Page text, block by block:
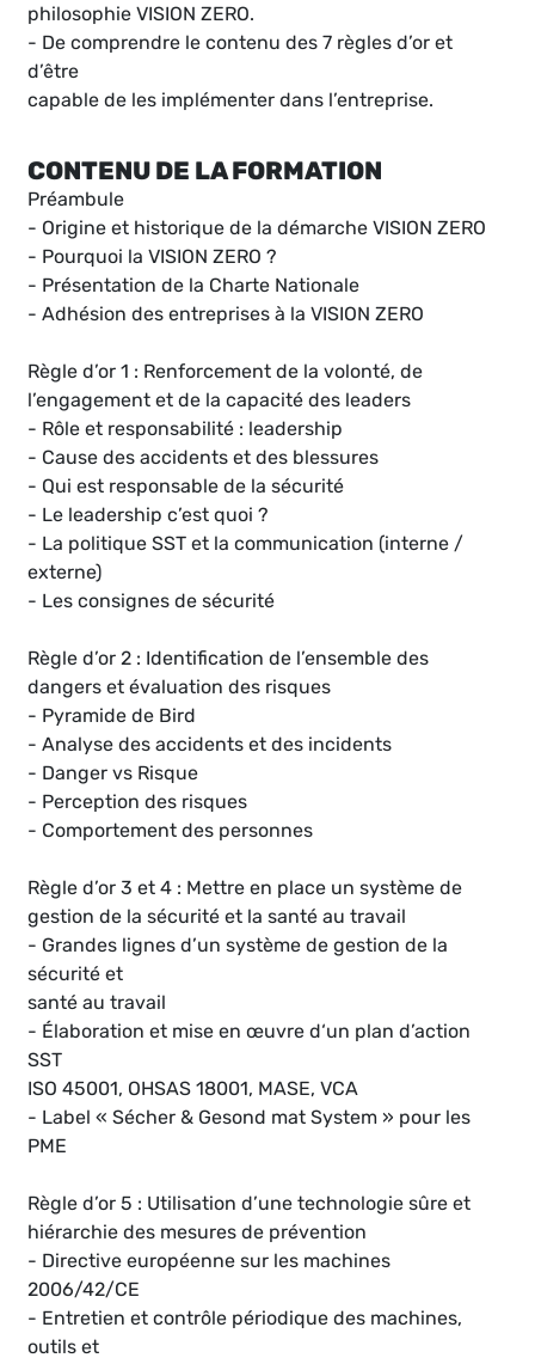
philosophie VISION ZERO.
- De comprendre le contenu des 7 règles d’or et
d’être
capable de les implémenter dans l’entreprise.
CONTENU DE LA FORMATION
Préambule
- Origine et historique de la démarche VISION ZERO
- Pourquoi la VISION ZERO ?
- Présentation de la Charte Nationale
- Adhésion des entreprises à la VISION ZERO
Règle d’or 1 : Renforcement de la volonté, de
l’engagement et de la capacité des leaders
- Rôle et responsabilité : leadership
- Cause des accidents et des blessures
- Qui est responsable de la sécurité
- Le leadership c’est quoi ?
- La politique SST et la communication (interne /
externe)
- Les consignes de sécurité
Règle d’or 2 : Identification de l’ensemble des
dangers et évaluation des risques
- Pyramide de Bird
- Analyse des accidents et des incidents
- Danger vs Risque
- Perception des risques
- Comportement des personnes
Règle d’or 3 et 4 : Mettre en place un système de
gestion de la sécurité et la santé au travail
- Grandes lignes d’un système de gestion de la
sécurité et
santé au travail
- Élaboration et mise en œuvre d‘un plan d’action
SST
ISO 45001, OHSAS 18001, MASE, VCA
- Label « Sécher & Gesond mat System » pour les
PME
Règle d’or 5 : Utilisation d’une technologie sûre et
hiérarchie des mesures de prévention
- Directive européenne sur les machines
2006/42/CE
- Entretien et contrôle périodique des machines,
outils et